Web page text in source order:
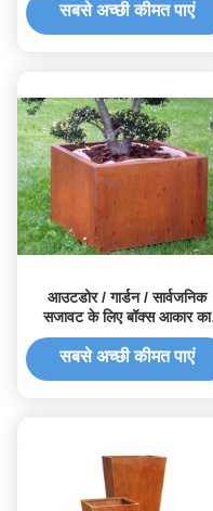
सबसे अच्छी कीमत पाएं
आउटडोर / गार्डन / सार्वजनिक
सजावट के लिए बॉक्स आकार का
Corten Steel Planter
सबसे अच्छी कीमत पाएं